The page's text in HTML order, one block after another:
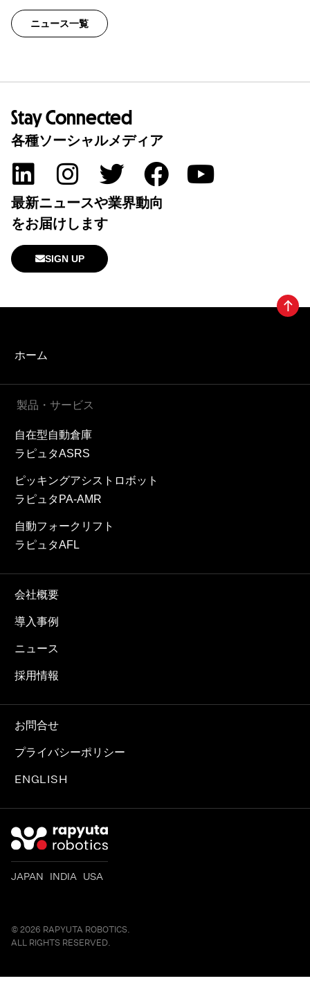
ニュース一覧
Stay Connected
各種ソーシャルメディア
最新ニュースや業界動向
をお届けします
SIGN UP
ホーム
製品・サービス
自在型自動倉庫
ラピュタASRS
ピッキングアシストロボット
ラピュタPA-AMR
自動フォークリフト
ラピュタAFL
会社概要
導入事例
ニュース
採用情報
お問合せ
プライバシーポリシー
ENGLISH
JAPAN INDIA USA
© 2026 RAPYUTA ROBOTICS.
ALL RIGHTS RESERVED.